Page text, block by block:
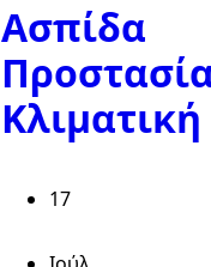
Ασπίδα
17